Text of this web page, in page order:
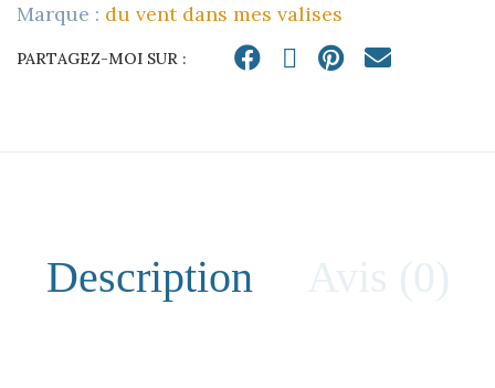
Marque : du vent dans mes valises
PARTAGEZ-MOI SUR :
Description